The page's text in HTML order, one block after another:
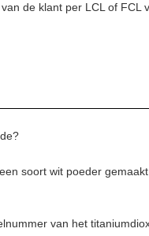
de klant per LCL of
soort wit poeder
van het